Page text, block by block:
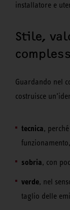
installatore e
Stile,
Guardando nel
costruisce
tecnica,
sobria, con
verde, nel
taglio delle